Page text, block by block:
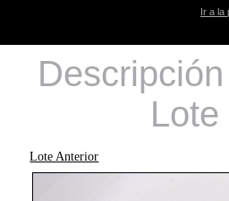
Ir a la
Lote
Lote Anterior